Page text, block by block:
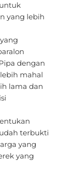
yang lebih
dengan
mahal
lama dan
terbukti
yang
yang